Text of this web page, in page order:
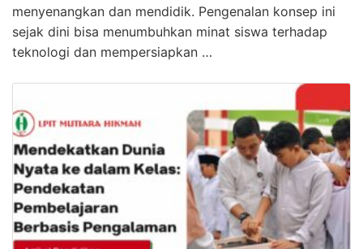
menyenangkan dan mendidik. Pengenalan konsep ini
sejak dini bisa menumbuhkan minat siswa terhadap
teknologi dan mempersiapkan …